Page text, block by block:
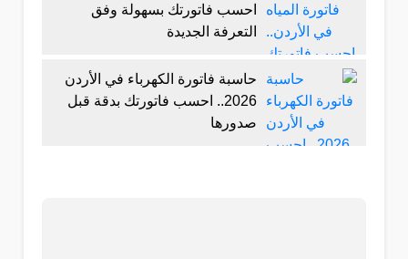
احسب فاتورتك بسهولة وفق
التعرفة الجديدة
حاسبة فاتورة الكهرباء في الأردن
2026.. احسب فاتورتك بدقة قبل
صدورها